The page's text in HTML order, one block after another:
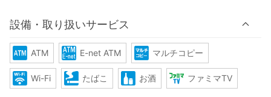
設備・取り扱いサービス
ATM E-net ATM マルチコピー
Wi-Fi たばこ お酒 ファミマTV